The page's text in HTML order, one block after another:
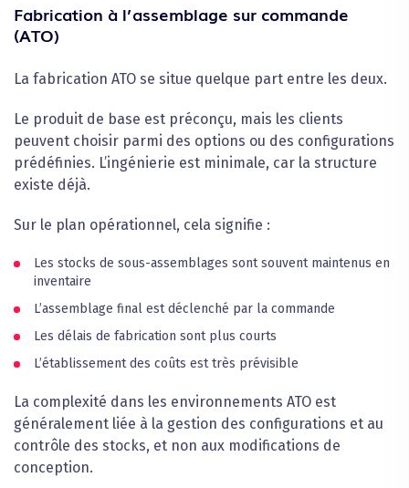
Fabrication à l’assemblage sur commande
(ATO)
La fabrication ATO se situe quelque part entre les deux.
Le produit de base est préconçu, mais les clients
peuvent choisir parmi des options ou des configurations
prédéfinies. L’ingénierie est minimale, car la structure
existe déjà.
Sur le plan opérationnel, cela signifie :
Les stocks de sous-assemblages sont souvent maintenus en
inventaire
L’assemblage final est déclenché par la commande
Les délais de fabrication sont plus courts
L’établissement des coûts est très prévisible
La complexité dans les environnements ATO est
généralement liée à la gestion des configurations et au
contrôle des stocks, et non aux modifications de
conception.